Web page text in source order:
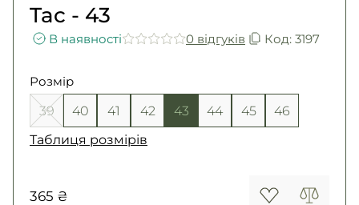
Tac - 43
В наявності 0 вiдгукiв Код: 3197
Розмір
39 40 41 42 43 44 45
46
Таблиця розмірів
365 ₴